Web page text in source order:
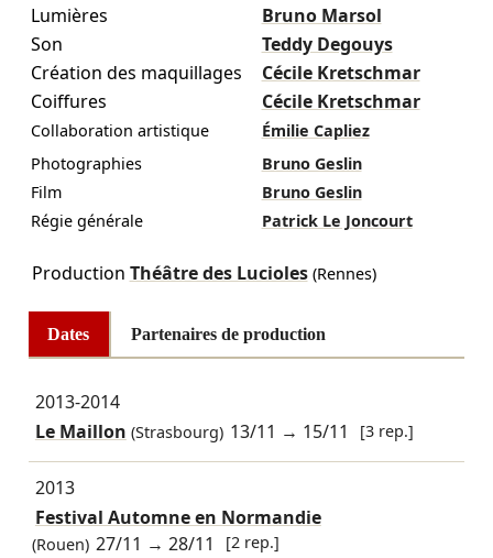
Lumières
Bruno Marsol
Son
Teddy Degouys
Création des maquillages
Cécile Kretschmar
Coiffures
Cécile Kretschmar
Collaboration artistique
Émilie Capliez
Photographies
Bruno Geslin
Film
Bruno Geslin
Régie générale
Patrick Le Joncourt
Production Théâtre des Lucioles(Rennes)
Dates Partenaires de production
2013-2014
Le Maillon (Strasbourg) 13/11 → 15/11 [3 rep.]
2013
Festival Automne en Normandie
(Rouen) 27/11 →28/11 [2 rep.]